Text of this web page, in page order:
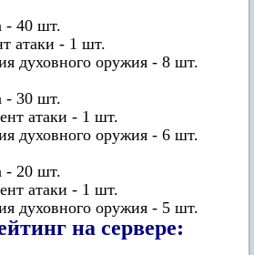
- 40 шт.
атаки - 1 шт.
духовного оружия - 8 шт.
- 30 шт.
атаки - 1 шт.
духовного оружия - 6 шт.
- 20 шт.
атаки - 1 шт.
духовного оружия - 5 шт.
на сервере: